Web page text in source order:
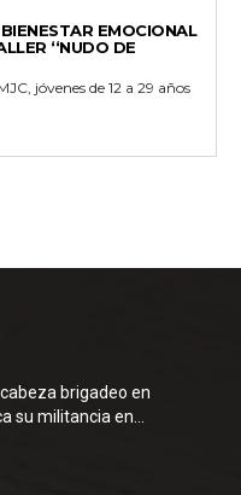
EMOCIONAL
‘‘NUDO DE
jóvenes de 12 a 29 años
brigadeo en
su militancia en...